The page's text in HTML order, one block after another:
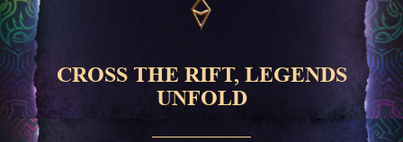
CROSS THE RIFT, LEGENDS
UNFOLD